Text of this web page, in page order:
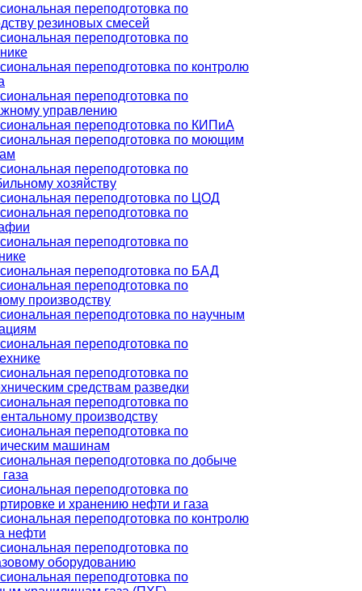
переподготовка по
резиновых смесей
переподготовка по
переподготовка по контролю
переподготовка по
управлению
переподготовка по КИПиА
переподготовка по моющим
переподготовка по
хозяйству
переподготовка по ЦОД
переподготовка по
переподготовка по
переподготовка по БАД
переподготовка по
производству
переподготовка по научным
переподготовка по
переподготовка по
средствам разведки
переподготовка по
производству
переподготовка по
машинам
переподготовка по добыче
переподготовка по
и хранению нефти и газа
переподготовка по контролю
нефти
переподготовка по
оборудованию
переподготовка по